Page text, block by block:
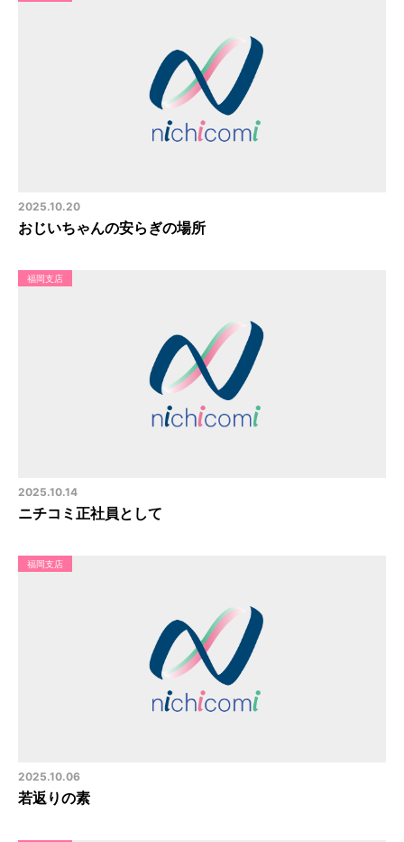
2025.10.20
おじいちゃんの安らぎの場所
福岡支店
2025.10.14
ニチコミ正社員として
福岡支店
2025.10.06
若返りの素